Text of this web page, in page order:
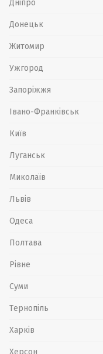
Дніпро
Донецьк
Житомир
Ужгород
Запоріжжя
Івано-Франківськ
Київ
Луганськ
Миколаїв
Львів
Одеса
Полтава
Рівне
Суми
Тернопіль
Харків
Херсон